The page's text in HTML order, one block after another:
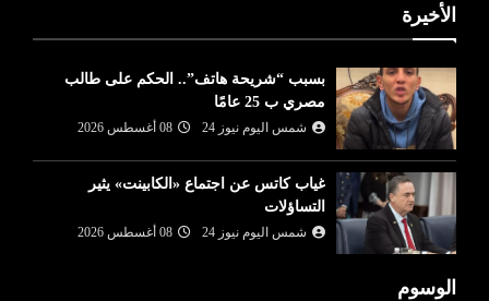
الأخيرة
بسبب “شريحة هاتف”.. الحكم على طالب
مصري ب 25 عامًا
شمس اليوم نيوز 24 08 أغسطس 2026
غياب كاتس عن اجتماع «الكابينت» يثير
التساؤلات
شمس اليوم نيوز 24 08 أغسطس 2026
الوسوم